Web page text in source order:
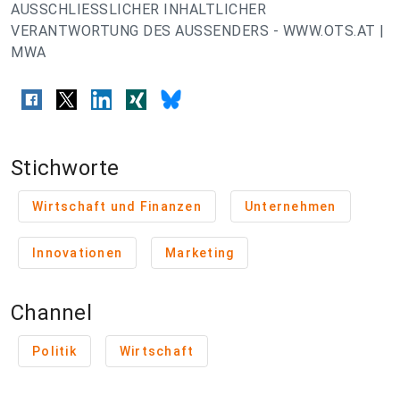
AUSSCHLIESSLICHER INHALTLICHER
VERANTWORTUNG DES AUSSENDERS - WWW.OTS.AT |
MWA
Stichworte
Wirtschaft und Finanzen Unternehmen
Innovationen Marketing
Channel
Politik Wirtschaft